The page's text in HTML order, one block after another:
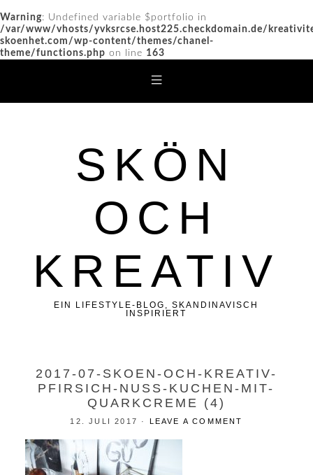
Warning: Undefined variable $portfolio in
/var/www/vhosts/yvksrcse.host225.checkdomain.de/
skoenhet.com/wp-content/themes/chanel-
theme/functions.php on line 163
SKÖN
OCH
KREATIV
EIN LIFESTYLE-BLOG, SKANDINAVISCH
INSPIRIERT
2017-07-SKOEN-OCH-KREATIV-
PFIRSICH-NUSS-KUCHEN-MIT-
QUARKCREME (4)
12. JULI 2017 · LEAVE A COMMENT